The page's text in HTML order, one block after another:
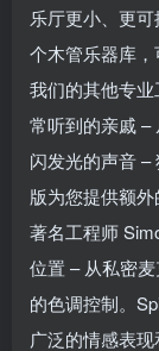
乐厅更小、更
个木管乐器库
我们的其他专
常听到的亲戚 –
闪发光的声音 –
版为您提供额
著名工程师
位置 – 从私密
的色调控制。
广泛的情感表